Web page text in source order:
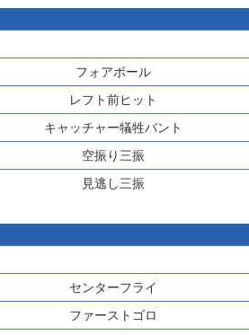
フォアボール
レフト前ヒット
キャッチャー犠牲バント
空振り三振
見逃し三振
センターフライ
ファーストゴロ